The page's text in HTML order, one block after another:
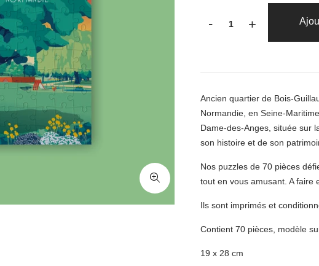
- +
Ancien quartier de Bois-
Normandie, en Seine-
Dame-des-Anges, située sur
son histoire et de son
Nos puzzles de 70 pièces
tout en vous amusant. A faire
Ils sont imprimés et
Contient 70 pièces, modèle
19 x 28 cm